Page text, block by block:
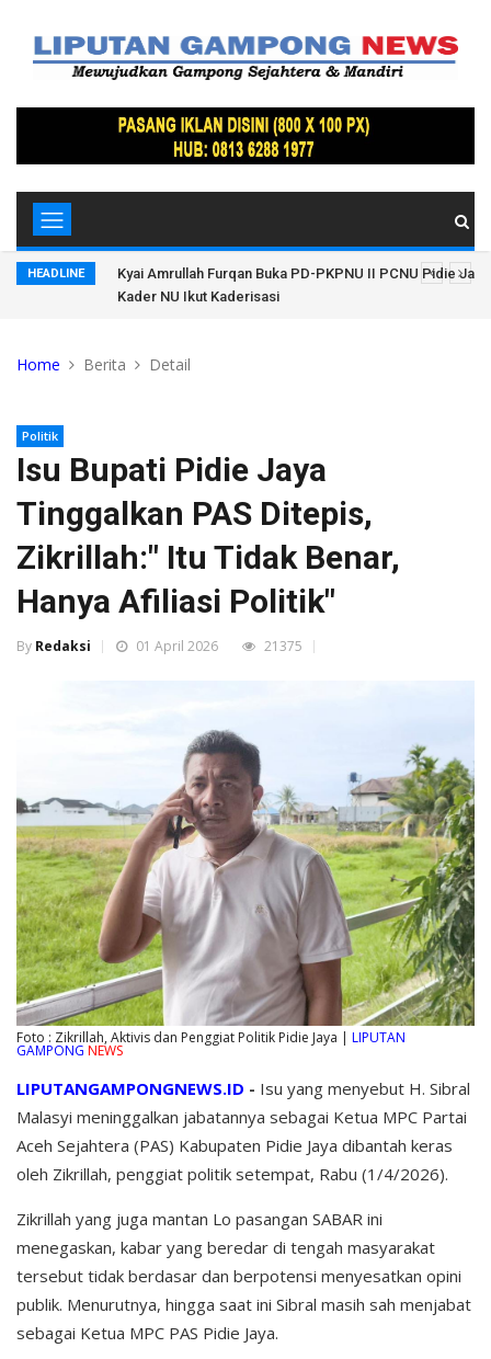
HEADLINE
Kyai Amrullah Furqan Buka PD-PKPNU II PCNU Pidie
Kader NU Ikut Kaderisasi
Home Berita Detail
Politik
Isu Bupati Pidie Jaya
Tinggalkan PAS Ditepis,
Zikrillah:" Itu Tidak Benar,
Hanya Afiliasi Politik"
By Redaksi 01 April 2026 21375
Foto : Zikrillah, Aktivis dan Penggiat Politik Pidie Jaya | LIPUTAN
GAMPONG NEWS
LIPUTANGAMPONGNEWS.ID - Isu yang menyebut H. Sibral
Malasyi meninggalkan jabatannya sebagai Ketua MPC Partai
Aceh Sejahtera (PAS) Kabupaten Pidie Jaya dibantah keras
oleh Zikrillah, penggiat politik setempat, Rabu (1/4/2026).
Zikrillah yang juga mantan Lo pasangan SABAR ini
menegaskan, kabar yang beredar di tengah masyarakat
tersebut tidak berdasar dan berpotensi menyesatkan opini
publik. Menurutnya, hingga saat ini Sibral masih sah menjabat
sebagai Ketua MPC PAS Pidie Jaya.